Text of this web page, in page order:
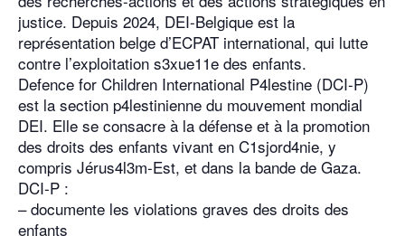
justice. Depuis 2024, DEI-Belgique est la
représentation belge d’ECPAT international, qui lutte
contre l’exploitation s3xue11e des enfants.
Defence for Children International P4lestine (DCI-P)
est la section p4lestinienne du mouvement mondial
DEI. Elle se consacre à la défense et à la promotion
des droits des enfants vivant en C1sjord4nie, y
compris Jérus4l3m-Est, et dans la bande de Gaza.
DCI-P :
– documente les violations graves des droits des
enfants